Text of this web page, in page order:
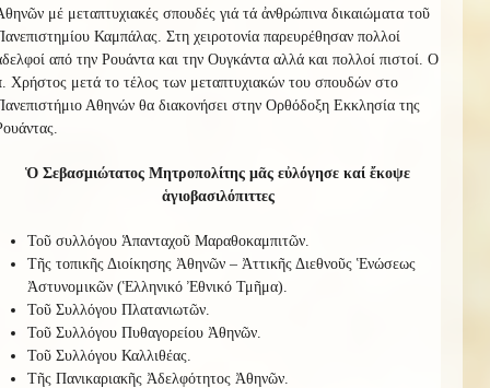
μέ μεταπτυχιακές σπουδές γιά τά ἀνθρώπινα δικαιώματα τοῦ
Καμπάλας. Στη χειροτονία παρευρέθησαν πολλοί
από την Ρουάντα και την Ουγκάντα αλλά και πολλοί πιστοί. Ο
Χρήστος μετά το τέλος των μεταπτυχιακών του σπουδών στο
Αθηνών θα διακονήσει στην Ορθόδοξη Εκκλησία της
Ὁ Σεβασμιώτατος Μητροπολίτης μᾶς εὐλόγησε καί ἔκοψε
ἁγιοβασιλόπιττες
Τοῦ συλλόγου Ἁπανταχοῦ Μαραθοκαμπιτῶν.
Τῆς τοπικῆς Διοίκησης Ἀθηνῶν – Ἀττικῆς Διεθνοῦς Ἑνώσεως
Ἀστυνομικῶν (Ἑλληνικό Ἐθνικό Τμῆμα).
Τοῦ Συλλόγου Πλατανιωτῶν.
Τοῦ Συλλόγου Πυθαγορείου Ἀθηνῶν.
Τοῦ Συλλόγου Καλλιθέας.
Τῆς Πανικαριακῆς Ἀδελφότητος Ἀθηνῶν.